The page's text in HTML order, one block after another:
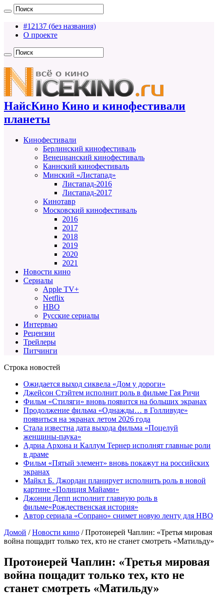
#12137 (без названия)
О проекте
НайсКино Кино и кинофестивали
планеты
Кинофестивали
Берлинский кинофестиваль
Венецианский кинофестиваль
Каннский кинофестиваль
Минский «Листапад»
Листапад-2016
Листапад-2017
Кинотавр
Московский кинофестиваль
2016
2017
2018
2019
2020
2021
Новости кино
Сериалы
Apple TV+
Netflix
HBO
Русские сериалы
Интервью
Рецензии
Трейлеры
Питчинги
Строка новостей
Ожидается выход сиквела «Дом у дороги»
Джейсон Стэйтем исполнит роль в фильме Гая Ричи
Фильм «Стиляги» вновь появится на больших экранах
Продолжение фильма «Однажды… в Голливуде»
появиться на экранах летом 2026 года
Стала известна дата выхода фильма «Поцелуй
женщины-паука»
Адриа Архона и Каллум Тернер исполнят главные роли
в драме
Фильм «Пятый элемент» вновь покажут на российских
экранах
Майкл Б. Джордан планирует исполнить роль в новой
картине «Полиция Майами»
Джонни Депп исполнит главную роль в
фильме«Рождественская история»
Автор сериала «Сопрано» снимет новую ленту для HBO
Домой / Новости кино / Протоиерей Чаплин: «Третья мировая
война пощадит только тех, кто не станет смотреть «Матильду»
Протоиерей Чаплин: «Третья мировая
война пощадит только тех, кто не
станет смотреть «Матильду»